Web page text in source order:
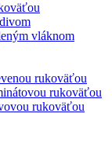
vláknom
rukoväťou
rukoväťou
rukoväťou